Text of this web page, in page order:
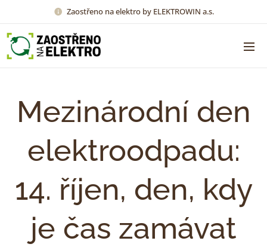
Zaostřeno na elektro by ELEKTROWIN a.s.
Mezinárodní den
elektroodpadu:
14. říjen, den, kdy
je čas zamávat